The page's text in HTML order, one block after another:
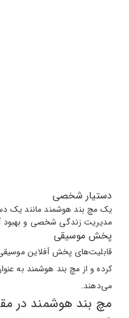
دستیار شخصی
یک مچ بند هوشمند مانند یک
مدیریت زندگی شخصی و
پخش موسیقی
قابلیت‌های پخش آفلاین
کرده و از مچ بند هوشمند به
می‌دهند.
مچ بند هوشمند در